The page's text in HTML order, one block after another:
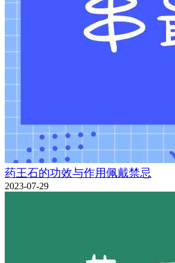
药王石的功效与作用佩戴禁忌
2023-07-29